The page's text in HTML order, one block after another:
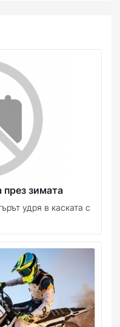
през зимата
удря в каската с